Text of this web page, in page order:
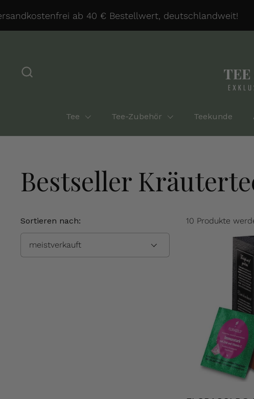
ab 40 € Bestellwert, deutschlandweit!
Tee Tee-Zubehör Teekunde
Bestseller
Sortieren nach: 10 Produkte